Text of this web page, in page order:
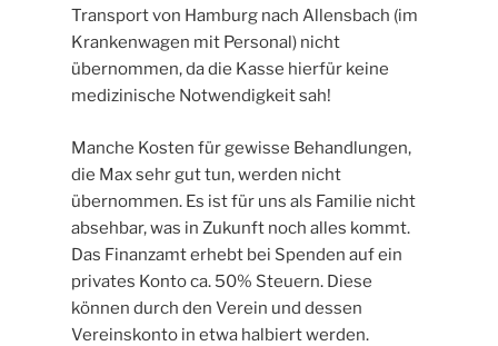
Transport von Hamburg nach Allensbach (im
Krankenwagen mit Personal) nicht
übernommen, da die Kasse hierfür keine
medizinische Notwendigkeit sah!
Manche Kosten für gewisse Behandlungen,
die Max sehr gut tun, werden nicht
übernommen. Es ist für uns als Familie nicht
absehbar, was in Zukunft noch alles kommt.
Das Finanzamt erhebt bei Spenden auf ein
privates Konto ca. 50% Steuern. Diese
können durch den Verein und dessen
Vereinskonto in etwa halbiert werden.